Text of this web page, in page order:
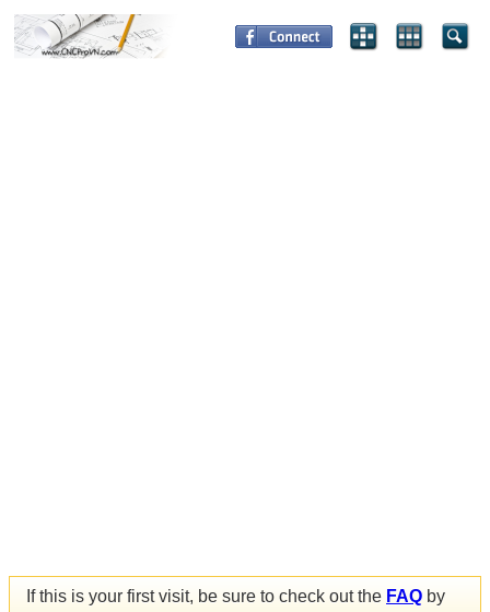
If this is your first visit, be sure to check out the FAQ by